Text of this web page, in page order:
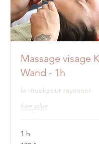
Massage visage
Wand - 1h
le rituel pour rayonner
Lire plus
1 h
100